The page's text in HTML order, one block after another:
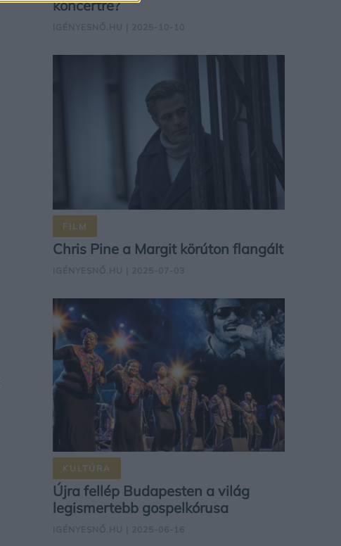
koncertre?
FILM
Chris Pine a Margit körúton flangált
KULTÚRA
Újra fellép Budapesten a világ
legismertebb gospelkórusa